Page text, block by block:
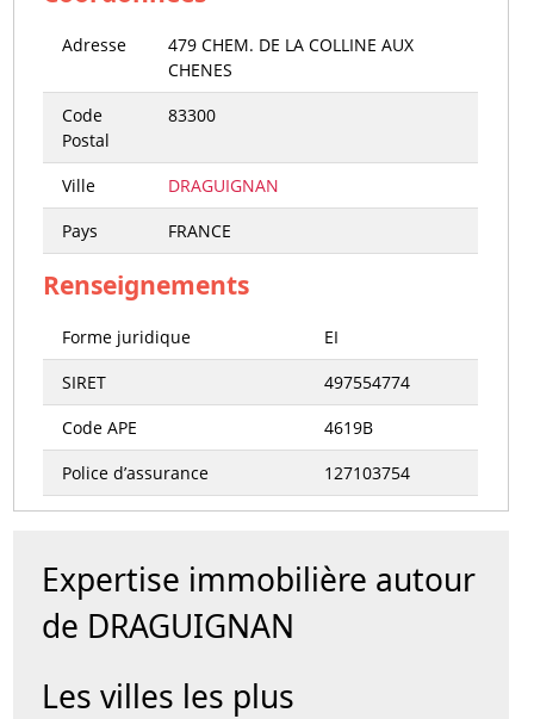
Adresse
479 CHEM. DE LA COLLINE AUX
CHENES
Code
Postal
83300
Ville
DRAGUIGNAN
Pays
FRANCE
Renseignements
Forme juridique
EI
SIRET
497554774
Code APE
4619B
Police d’assurance
127103754
Expertise immobilière autour
de DRAGUIGNAN
Les villes les plus